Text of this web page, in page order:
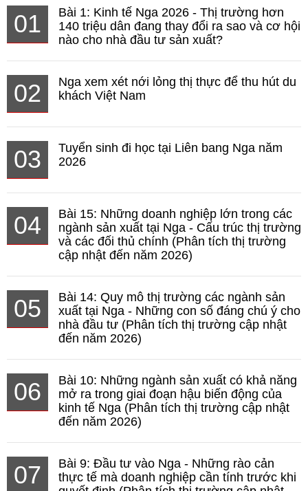
01
Bài 1: Kinh tế Nga 2026 - Thị trường hơn
140 triệu dân đang thay đổi ra sao và cơ hội
nào cho nhà đầu tư sản xuất?
02
Nga xem xét nới lỏng thị thực để thu hút du
khách Việt Nam
03
Tuyển sinh đi học tại Liên bang Nga năm
2026
04
Bài 15: Những doanh nghiệp lớn trong các
ngành sản xuất tại Nga - Cấu trúc thị trường
và các đối thủ chính (Phân tích thị trường
cập nhật đến năm 2026)
05
Bài 14: Quy mô thị trường các ngành sản
xuất tại Nga - Những con số đáng chú ý cho
nhà đầu tư (Phân tích thị trường cập nhật
đến năm 2026)
06
Bài 10: Những ngành sản xuất có khả năng
mở ra trong giai đoạn hậu biến động của
kinh tế Nga (Phân tích thị trường cập nhật
đến năm 2026)
07
Bài 9: Đầu tư vào Nga - Những rào cản
thực tế mà doanh nghiệp cần tính trước khi